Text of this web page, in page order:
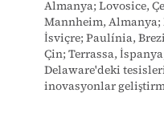
Almanya; Lovosice,
Mannheim,
İsviçre; Paulínia,
Çin; Terrassa,
Delaware'deki
inovasyonlar